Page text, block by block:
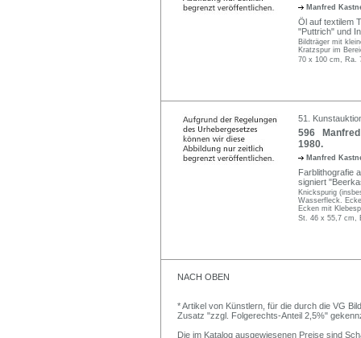
Manfred
Öl auf textilem
"Puttrich" und
Bildträger mit
Kratzspur im
70 x 100 cm, Ra.
51.
596 Manfred
1980.
Manfred
Farblithografie
signiert
Knickspurig
Wasserfleck.
Ecken mit
St. 46 x 55,7 cm,
NACH OBEN
* Artikel von Künstlern, für die durch die VG
Zusatz "zzgl. Folgerechts-Anteil 2,5%"
Die im Katalog ausgewiesenen Preise sind